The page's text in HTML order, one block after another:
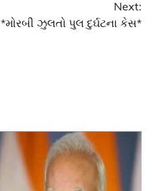
Next:
*મોરબી ઝુલતો પુલ દુર્ઘટના કેસ*